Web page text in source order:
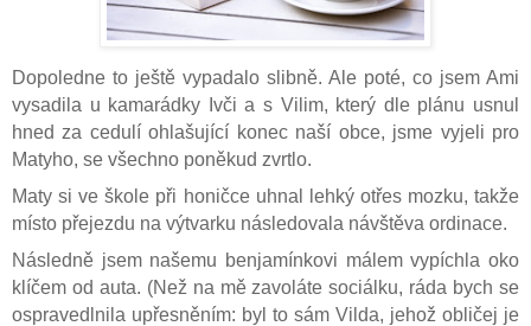
Dopoledne to ještě vypadalo slibně. Ale poté, co jsem Ami
vysadila u kamarádky Ivči a s Vilim, který dle plánu usnul
hned za cedulí ohlašující konec naší obce, jsme vyjeli pro
Matyho, se všechno poněkud zvrtlo.
Maty si ve škole při honičce uhnal lehký otřes mozku, takže
místo přejezdu na výtvarku následovala návštěva ordinace.
Následně jsem našemu benjamínkovi málem vypíchla oko
klíčem od auta. (Než na mě zavoláte sociálku, ráda bych se
ospravedlnila upřesněním: byl to sám Vilda, jehož obličej je